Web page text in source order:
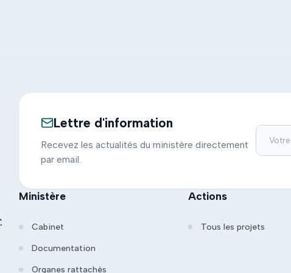
Lettre d'information
Recevez les actualités du ministère directement
par email.
Ministère
Cabinet
Documentation
Organes rattachés
Actions
Tous les projets